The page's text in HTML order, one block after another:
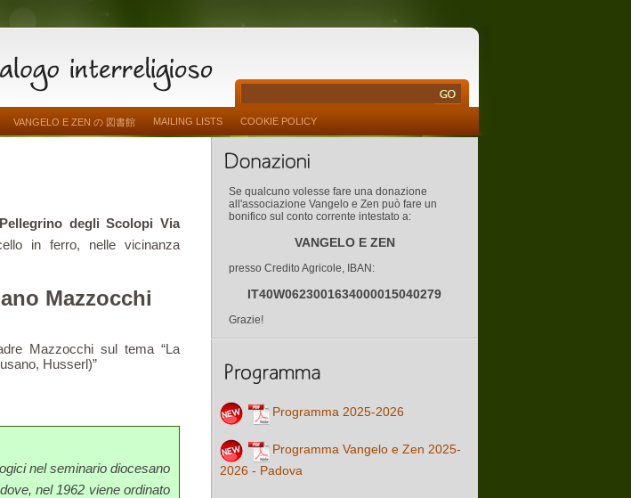
VANGELO E ZEN の 図書館 MAILING LISTS COOKIE POLICY
degli Scolopi Via
in ferro, nelle vicinanza
Mazzocchi
Mazzocchi sul tema “La
Husserl)”
nel seminario diocesano
nel 1962 viene ordinato
Se qualcuno volesse fare una donazione
all'associazione Vangelo e Zen può fare un
bonifico sul conto corrente intestato a:
VANGELO E ZEN
presso Credito Agricole, IBAN:
IT40W0623001634000015040279
Grazie!
Programma 2025-2026
Programma Vangelo e Zen 2025-
2026 - Padova